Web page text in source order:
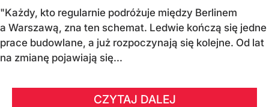
"Każdy, kto regularnie podróżuje między Berlinem
a Warszawą, zna ten schemat. Ledwie kończą się jedne
prace budowlane, a już rozpoczynają się kolejne. Od lat
na zmianę pojawiają się...
CZYTAJ DALEJ